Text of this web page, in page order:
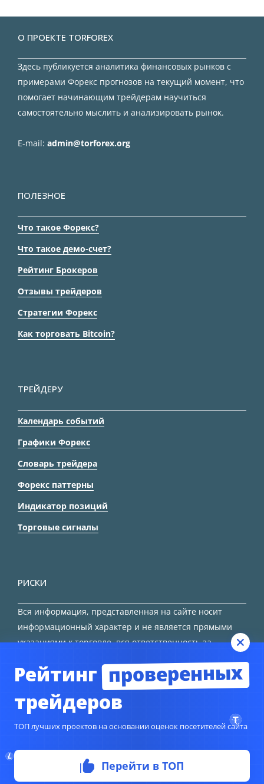
О ПРОЕКТЕ TORFOREX
Здесь публикуется аналитика финансовых рынков с
примерами Форекс прогнозов на текущий момент, что
помогает начинающим трейдерам научиться
самостоятельно мыслить и анализировать рынок.
E-mail: admin@torforex.org
ПОЛЕЗНОЕ
Что такое Форекс?
Что такое демо-счет?
Рейтинг Брокеров
Отзывы трейдеров
Стратегии Форекс
Как торговать Bitcoin?
ТРЕЙДЕРУ
Календарь событий
Графики Форекс
Словарь трейдера
Форекс паттерны
Индикатор позиций
Торговые сигналы
РИСКИ
Вся информация, представленная на сайте носит
информационный характер и не является прямыми
указаниями к торговле, вся ответственность за
© Copyright 2024TORFOREX.COM
Рейтинг проверенных
трейдеров
ТОП лучших проектов на основании оценок посетителей сайта
Перейти в ТОП